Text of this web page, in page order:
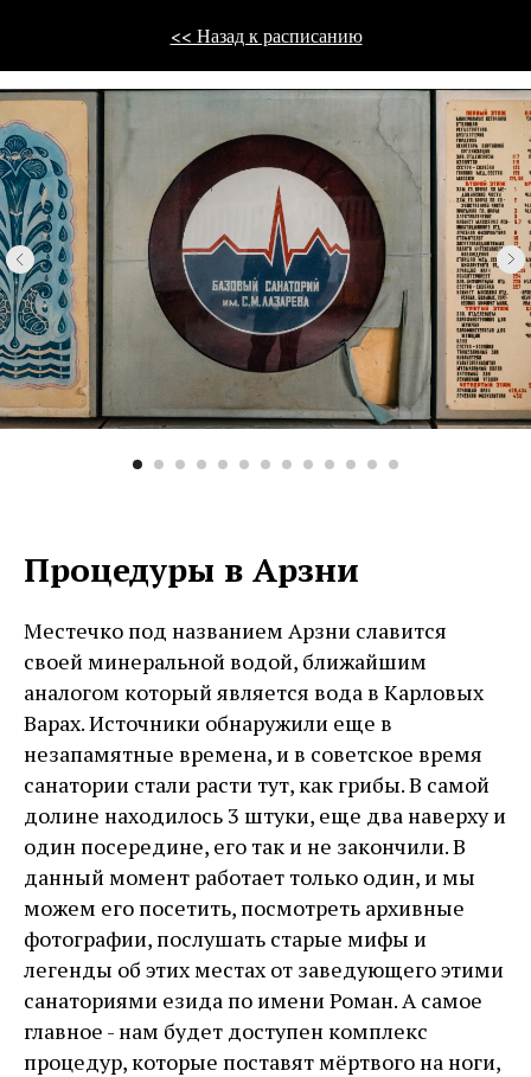
<< Назад к расписанию
Процедуры в Арзни
Местечко под названием Арзни славится
своей минеральной водой, ближайшим
аналогом который является вода в Карловых
Варах. Источники обнаружили еще в
незапамятные времена, и в советское время
санатории стали расти тут, как грибы. В самой
долине находилось 3 штуки, еще два наверху и
один посередине, его так и не закончили. В
данный момент работает только один, и мы
можем его посетить, посмотреть архивные
фотографии, послушать старые мифы и
легенды об этих местах от заведующего этими
санаториями езида по имени Роман. А самое
главное - нам будет доступен комплекс
процедур, которые поставят мёртвого на ноги,